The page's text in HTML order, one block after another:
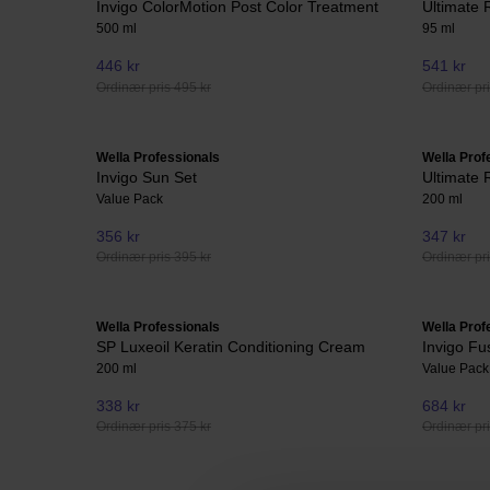
Invigo ColorMotion Post Color Treatment
500 ml
446 kr
Ordinær pris 495 kr
Ultimate
95 ml
541 kr
Ordinær
Wella Professionals
Invigo Sun Set
Value Pack
356 kr
Ordinær pris 395 kr
Wella
Ultimate
200 ml
347 kr
Ordinær
Wella Professionals
SP Luxeoil Keratin Conditioning Cream
200 ml
338 kr
Ordinær pris 375 kr
Wella
Invigo
Value Pack
684 kr
Ordinær